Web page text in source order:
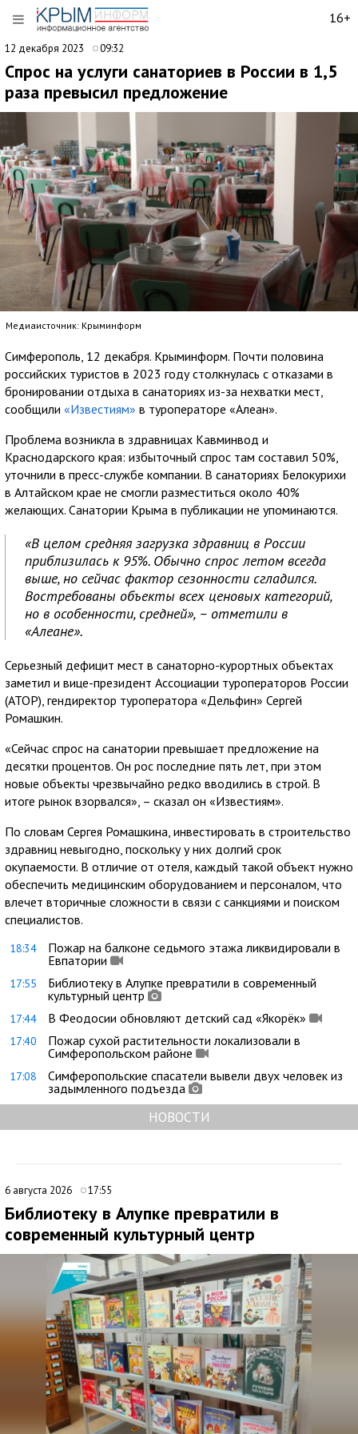
16+
12 декабря 2023 09:32
Спрос на услуги санаториев в России в 1,5
раза превысил предложение
Медиаисточник: Крыминформ
Симферополь, 12 декабря. Крыминформ. Почти половина
российских туристов в 2023 году столкнулась с отказами в
бронировании отдыха в санаториях из-за нехватки мест,
сообщили «Известиям» в туроператоре «Алеан».
Проблема возникла в здравницах Кавминвод и
Краснодарского края: избыточный спрос там составил 50%,
уточнили в пресс-службе компании. В санаториях Белокурихи
в Алтайском крае не смогли разместиться около 40%
желающих. Санатории Крыма в публикации не упоминаются.
«В целом средняя загрузка здравниц в России
приблизилась к 95%. Обычно спрос летом всегда
выше, но сейчас фактор сезонности сгладился.
Востребованы объекты всех ценовых категорий,
но в особенности, средней», – отметили в
«Алеане».
Серьезный дефицит мест в санаторно-курортных объектах
заметил и вице-президент Ассоциации туроператоров России
(АТОР), гендиректор туроператора «Дельфин» Сергей
Ромашкин.
«Сейчас спрос на санатории превышает предложение на
десятки процентов. Он рос последние пять лет, при этом
новые объекты чрезвычайно редко вводились в строй. В
итоге рынок взорвался», – сказал он «Известиям».
По словам Сергея Ромашкина, инвестировать в строительство
здравниц невыгодно, поскольку у них долгий срок
окупаемости. В отличие от отеля, каждый такой объект нужно
обеспечить медицинским оборудованием и персоналом, что
влечет вторичные сложности в связи с санкциями и поиском
специалистов.
18:34
Пожар на балконе седьмого этажа ликвидировали в
Евпатории
17:55
Библиотеку в Алупке превратили в современный
культурный центр
17:44 В Феодосии обновляют детский сад «Якорёк»
17:40
Пожар сухой растительности локализовали в
Симферопольском районе
17:08
Симферопольские спасатели вывели двух человек из
задымленного подъезда
НОВОСТИ
6 августа 2026 17:55
Библиотеку в Алупке превратили в
современный культурный центр